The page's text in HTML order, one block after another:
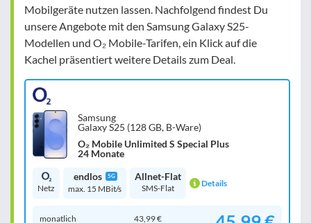
Mobilgeräte nutzen lassen. Nachfolgend findest Du
unsere Angebote mit den Samsung Galaxy S25-
Modellen und O₂ Mobile-Tarifen, ein Klick auf die
Kachel präsentiert weitere Details zum Deal.
Samsung
Galaxy S25 (128 GB, B-Ware)
O₂ Mobile Unlimited S Special Plus
24 Monate
Netz
endlos 5G
max. 15 MBit/s
Allnet-Flat
SMS-Flat Details
monatlich
43,99 €